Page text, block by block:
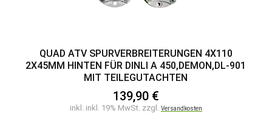
QUAD ATV SPURVERBREITERUNGEN 4X110
2X45MM HINTEN FÜR DINLI A 450,DEMON,DL-901
MIT TEILEGUTACHTEN
139,90 €
inkl. inkl. 19% MwSt. zzgl. Versandkosten